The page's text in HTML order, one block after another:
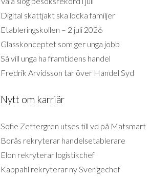
Digital skattjakt ska locka familjer
Etableringskollen – 2 juli 2026
Glasskonceptet som ger unga jobb
Så vill unga ha framtidens handel
Fredrik Arvidsson tar över Handel Syd
Nytt om karriär
Sofie Zettergren utses till vd på Matsmart
Borås rekryterar handelsetablerare
Elon rekryterar logistikchef
Kappahl rekryterar ny Sverigechef